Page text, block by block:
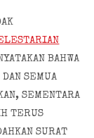
BAHWA
SEMUA
SEMENTARA
TERUS
SURAT